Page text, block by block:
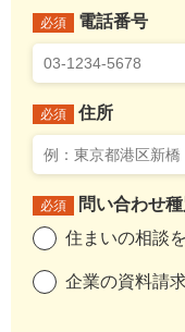
必須 電話番号
必須 住所
必須
問い合わせ種
住まいの相談
企業の資料請